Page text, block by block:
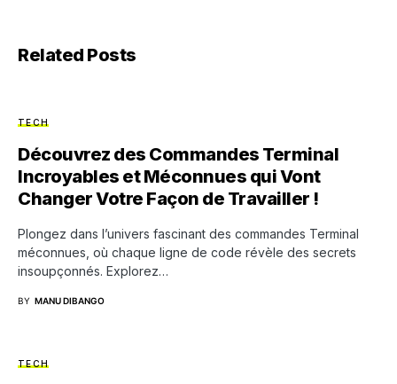
Related Posts
TECH
Découvrez des Commandes Terminal
Incroyables et Méconnues qui Vont
Changer Votre Façon de Travailler !
Plongez dans l’univers fascinant des commandes Terminal
méconnues, où chaque ligne de code révèle des secrets
insoupçonnés. Explorez…
BY MANU DIBANGO
TECH